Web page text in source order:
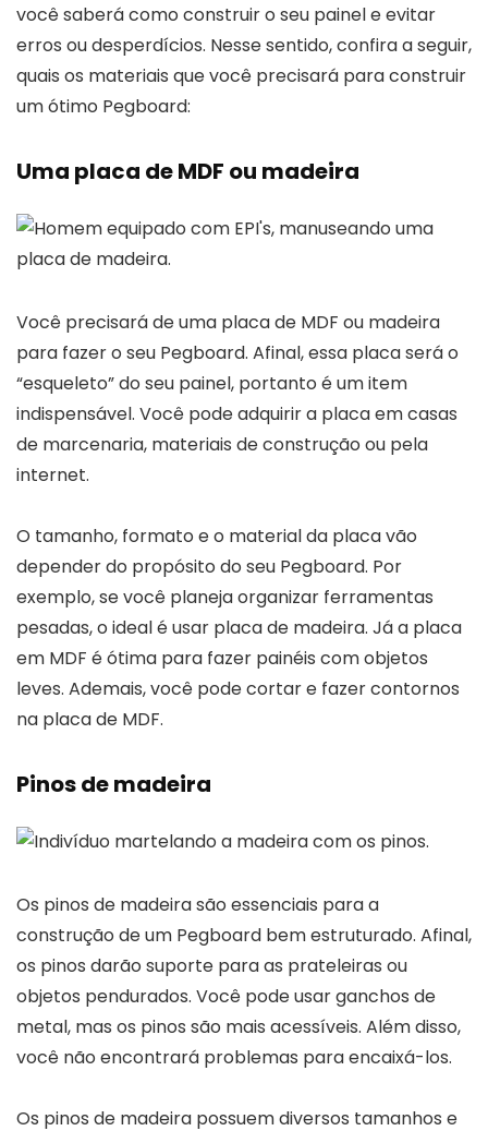
você saberá como construir o seu painel e evitar
erros ou desperdícios. Nesse sentido, confira a seguir,
quais os materiais que você precisará para construir
um ótimo Pegboard:
Uma placa de MDF ou madeira
Você precisará de uma placa de MDF ou madeira
para fazer o seu Pegboard. Afinal, essa placa será o
“esqueleto” do seu painel, portanto é um item
indispensável. Você pode adquirir a placa em casas
de marcenaria, materiais de construção ou pela
internet.
O tamanho, formato e o material da placa vão
depender do propósito do seu Pegboard. Por
exemplo, se você planeja organizar ferramentas
pesadas, o ideal é usar placa de madeira. Já a placa
em MDF é ótima para fazer painéis com objetos
leves. Ademais, você pode cortar e fazer contornos
na placa de MDF.
Pinos de madeira
Os pinos de madeira são essenciais para a
construção de um Pegboard bem estruturado. Afinal,
os pinos darão suporte para as prateleiras ou
objetos pendurados. Você pode usar ganchos de
metal, mas os pinos são mais acessíveis. Além disso,
você não encontrará problemas para encaixá-los.
Os pinos de madeira possuem diversos tamanhos e